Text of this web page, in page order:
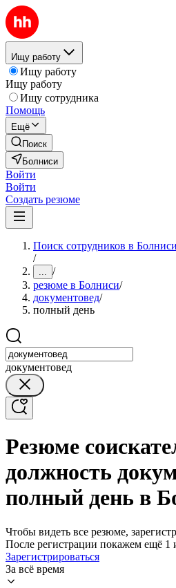
Ищу работу
Ищу работу
Ищу работу
Ищу сотрудника
Помощь
Ещё
Поиск
Болниси
Войти
Войти
Создать резюме
Поиск сотрудников в Болниси
/
... /
резюме в Болниси/
документовед/
полный день
документовед
Резюме
должность
полный день в
Чтобы видеть все резюме,
После регистрации покажем ещё 1
Зарегистрироваться
За всё время